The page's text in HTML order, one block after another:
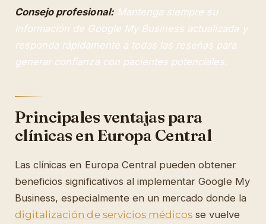
Consejo profesional: Mantenga siempre su
información de Google My Business actualizada y
responda rápidamente a todas las reseñas para
generar confianza con pacientes potenciales.
Principales ventajas para
clínicas en Europa Central
Las clínicas en Europa Central pueden obtener
beneficios significativos al implementar Google My
Business, especialmente en un mercado donde la
digitalización de servicios médicos se vuelve